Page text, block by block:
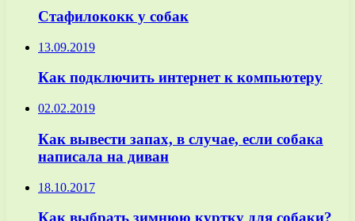
Стафилококк у собак
13.09.2019
Как подключить интернет к компьютеру
02.02.2019
Как вывести запах, в случае, если собака
написала на диван
18.10.2017
Как выбрать зимнюю куртку для собаки?